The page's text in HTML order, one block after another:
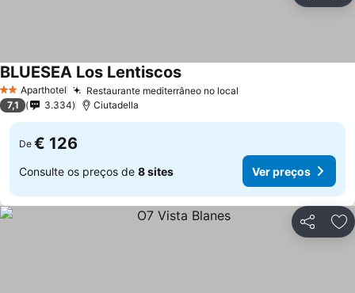
2 EstrelasAparthotel Restaurante mediterrâneo no local
BLUESEA Los Lentiscos
7,1 3.334 Ciutadella
De € 126
Consulte os preços de 8 sites Ver preços
Partilhar